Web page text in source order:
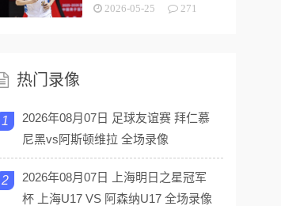
个坏消息，能拿下开门
2026-05-25 271
热门录像
1
2026年08月07日 足球友谊赛 拜仁慕
尼黑vs阿斯顿维拉 全场录像
2
2026年08月07日 上海明日之星冠军
杯 上海U17 VS 阿森纳U17 全场录像